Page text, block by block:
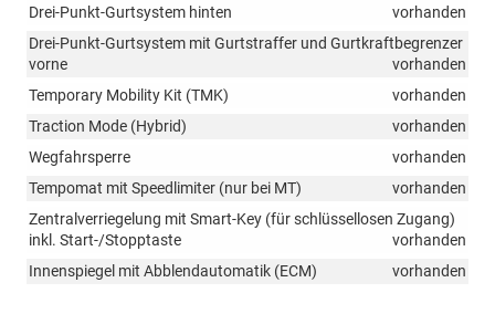
Drei-Punkt-Gurtsystem hinten
vorhanden
Drei-Punkt-Gurtsystem mit Gurtstraffer und Gurtkraftbegrenzer
vorne
vorhanden
Temporary Mobility Kit (TMK)
vorhanden
Traction Mode (Hybrid)
vorhanden
Wegfahrsperre
vorhanden
Tempomat mit Speedlimiter (nur bei MT)
vorhanden
Zentralverriegelung mit Smart-Key (für schlüssellosen Zugang)
inkl. Start-/Stopptaste
vorhanden
Innenspiegel mit Abblendautomatik (ECM)
vorhanden